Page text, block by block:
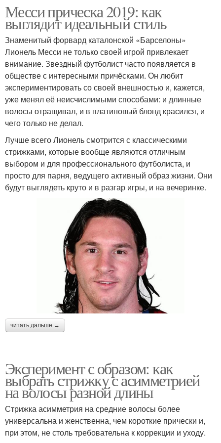
Месси прическа 2019: как
выглядит идеальный стиль
Знаменитый форвард каталонской «Барселоны»
Лионель Месси не только своей игрой привлекает
внимание. Звездный футболист часто появляется в
обществе с интересными причёсками. Он любит
экспериментировать со своей внешностью и, кажется,
уже менял её неисчислимыми способами: и длинные
волосы отращивал, и в платиновый блонд красился, и
чего только не делал.
Лучше всего Лионель смотрится с классическими
стрижками, которые вообще являются отличным
выбором и для профессионального футболиста, и
просто для парня, ведущего активный образ жизни. Они
будут выглядеть круто и в разгар игры, и на вечеринке.
читать дальше →
Эксперимент с образом: как
выбрать стрижку с асимметрией
на волосы разной длины
Стрижка асимметрия на средние волосы более
универсальна и женственна, чем короткие прически и,
при этом, не столь требовательна к коррекции и уходу.